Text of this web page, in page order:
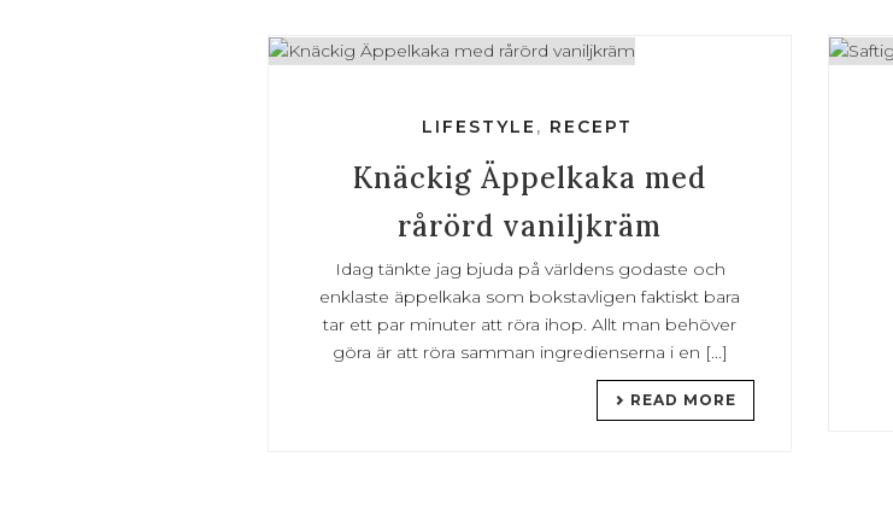
LIFESTYLE , RECEPT
Knäckig Äppelkaka med
rårörd vaniljkräm
Idag tänkte jag bjuda på världens godaste och
enklaste äppelkaka som bokstavligen faktiskt bara
tar ett par minuter att röra ihop. Allt man behöver
göra är att röra samman ingredienserna i en [...]
READ MORE